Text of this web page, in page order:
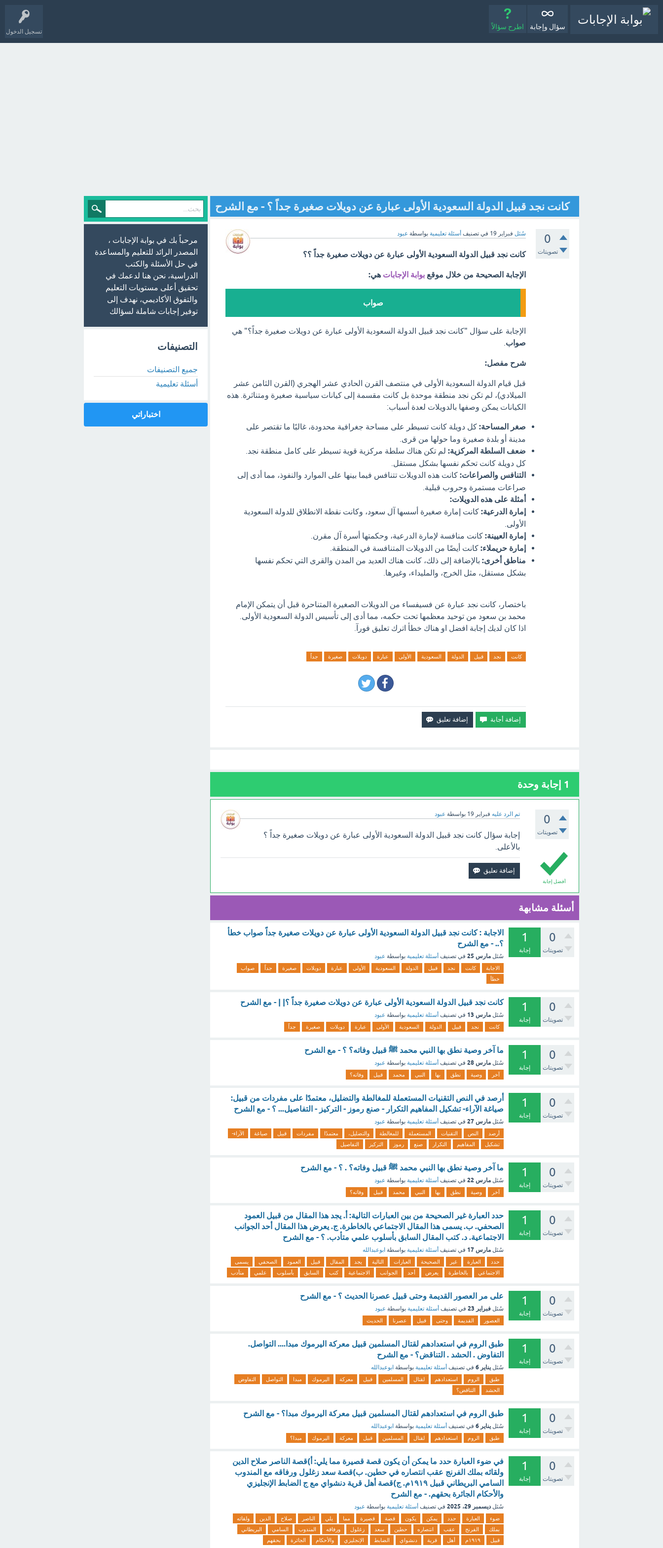
تسجيل الدخول
سؤال وإجابة اطرح سؤالاً
كانت نجد قبيل الدولة السعودية الأولى عبارة عن دويلات صغيرة جداً ؟ - مع الشرح
0
تصويتات
سُئل فبراير 19 في تصنيف أسئلة تعليمية بواسطة عبود
كانت نجد قبيل الدولة السعودية الأولى عبارة عن دويلات صغيرة جداً ؟؟
الإجابة الصحيحة من خلال موقع بوابة الإجابات هي:
صواب
الإجابة على سؤال "كانت نجد قبيل الدولة السعودية الأولى عبارة عن دويلات صغيرة جداً؟" هي
صواب
شرح مفصل:
قبل قيام الدولة السعودية الأولى في منتصف القرن الحادي عشر الهجري (القرن الثامن عشر
الميلادي)، لم تكن نجد منطقة موحدة بل كانت مقسمة إلى كيانات سياسية صغيرة ومتناثرة. هذه
الكيانات يمكن وصفها بالدويلات لعدة أسباب:
صغر المساحة: كل دويلة كانت تسيطر على مساحة جغرافية محدودة، غالبًا ما تقتصر على
مدينة أو بلدة صغيرة وما حولها من قرى.
ضعف السلطة المركزية: لم تكن هناك سلطة مركزية قوية تسيطر على كامل منطقة نجد.
كل دويلة كانت تحكم نفسها بشكل مستقل.
التنافس والصراعات: كانت هذه الدويلات تتنافس فيما بينها على الموارد والنفوذ، مما أدى إلى
صراعات مستمرة وحروب قبلية.
أمثلة على هذه الدويلات:
إمارة الدرعية: كانت إمارة صغيرة أسسها آل سعود، وكانت نقطة الانطلاق للدولة السعودية
الأولى.
إمارة العيينة: كانت منافسة لإمارة الدرعية، وحكمتها أسرة آل مقرن.
إمارة حريملاء: كانت أيضًا من الدويلات المتنافسة في المنطقة.
مناطق أخرى: بالإضافة إلى ذلك، كانت هناك العديد من المدن والقرى التي تحكم نفسها
بشكل مستقل، مثل الخرج، والمليداء، وغيرها.
باختصار، كانت نجد عبارة عن فسيفساء من الدويلات الصغيرة المتناحرة قبل أن يتمكن الإمام
محمد بن سعود من توحيد معظمها تحت حكمه، مما أدى إلى تأسيس الدولة السعودية الأولى.
اذا كان لديك إجابة افضل او هناك خطأ اترك تعليق فورآ.
كانت نجد قبيل الدولة السعودية الأولى عبارة دويلات صغيرة جداً
1 إجابة وحدة
0
تصويتات
تم الرد عليه فبراير 19 بواسطة عبود
أفضل إجابة
إجابة سؤال كانت نجد قبيل الدولة السعودية الأولى عبارة عن دويلات صغيرة جداً ؟
بالأعلى.
أسئلة مشابهة
0
تصويتات
1
إجابة
الاجابة : كانت نجد قبيل الدولة السعودية الأولى عبارة عن دويلات صغيرة جداً صواب خطأ
؟.. - مع الشرح
سُئل مارس 25 في تصنيف أسئلة تعليمية بواسطة عبود
الاجابة كانت نجد قبيل الدولة السعودية الأولى عبارة دويلات صغيرة جداً
صواب
خطأ
0
تصويتات
1
إجابة
كانت نجد قبيل الدولة السعودية الأولى عبارة عن دويلات صغيرة جداً ؟| | - مع الشرح
سُئل مارس 13 في تصنيف أسئلة تعليمية بواسطة عبود
كانت نجد قبيل الدولة السعودية الأولى عبارة دويلات صغيرة جداً
0
تصويتات
1
إجابة
ما آخر وصية نطق بها النبي محمد ﷺ قبيل وفاته؟ ؟ - مع الشرح
سُئل مارس 28 في تصنيف أسئلة تعليمية بواسطة عبود
آخر وصية نطق بها النبي محمد قبيل وفاته؟
0
تصويتات
1
إجابة
أرصد في النص التقنيات المستعملة للمغالطة والتضليل، معتمدًا على مفردات من قبيل:
صياغة الآراء- تشكيل المفاهيم التكرار - صنع رموز - التركيز - التفاصيل... ؟ - مع الشرح
سُئل مارس 27 في تصنيف أسئلة تعليمية بواسطة عبود
أرصد النص التقنيات المستعملة للمغالطة والتضليل، معتمدًا مفردات قبيل صياغة
الآراء-
تشكيل
المفاهيم التكرار صنع رموز التركيز التفاصيل
0
تصويتات
1
إجابة
ما آخر وصية نطق بها النبي محمد ﷺ قبيل وفاته؟ . ؟ - مع الشرح
سُئل مارس 22 في تصنيف أسئلة تعليمية بواسطة عبود
آخر وصية نطق بها النبي محمد قبيل وفاته؟
0
تصويتات
1
إجابة
حدد العبارة غير الصحيحة من بين العبارات التالية: أ. يجد هذا المقال من قبيل العمود
الصحفي. ب. يسمى هذا المقال الاجتماعي بالخاطرة. ج. يعرض هذا المقال أحد الجوانب
الاجتماعية. د. كتب المقال السابق بأسلوب علمي متأدب. ؟ - مع الشرح
سُئل مارس 17 في تصنيف أسئلة تعليمية بواسطة ابوعبدالله
حدد العبارة غير الصحيحة العبارات التالية يجد المقال قبيل العمود الصحفي
يسمى
الاجتماعي
بالخاطرة يعرض أحد الجوانب الاجتماعية كتب السابق بأسلوب علمي متأدب
0
تصويتات
1
إجابة
على مر العصور القديمة وحتى قبيل عصرنا الحديث ؟ - مع الشرح
سُئل فبراير 23 في تصنيف أسئلة تعليمية بواسطة عبود
العصور القديمة وحتى قبيل عصرنا الحديث
0
تصويتات
1
إجابة
طبق الروم في استعدادهم لقتال المسلمين قبيل معركة اليرموك مبدا.... التواصل.
التفاوض . الحشد . التناقض؟ - مع الشرح
سُئل يناير 6 في تصنيف أسئلة تعليمية بواسطة ابوعبدالله
طبق الروم استعدادهم لقتال المسلمين قبيل معركة اليرموك مبدا التواصل
التفاوض
الحشد
التناقض؟
0
تصويتات
1
إجابة
طبق الروم في استعدادهم لقتال المسلمين قبيل معركة اليرموك مبدا؟ - مع الشرح
سُئل يناير 6 في تصنيف أسئلة تعليمية بواسطة ابوعبدالله
طبق الروم استعدادهم لقتال المسلمين قبيل معركة اليرموك مبدا؟
0
تصويتات
1
إجابة
في ضوء العبارة حدد ما يمكن أن يكون قصة قصيرة مما يلي: أ)قصة الناصر صلاح الدين
ولقائه بملك الفرنج عقب انتصاره في حطين. ب)قصة سعد زغلول ورفاقه مع المندوب
السامي البريطاني قبيل ١٩١٩م. ج)قصة أهل قرية دنشواي مع ج الضابط الإنجليزي
والأحكام الجائرة بحقهم. - مع الشرح
سُئل ديسمبر 29، 2025 في تصنيف أسئلة تعليمية بواسطة عبود
ضوء العبارة حدد يمكن يكون قصة قصيرة مما يلي الناصر صلاح الدين
ولقائه
بملك
الفرنج عقب انتصاره حطين سعد زغلول ورفاقه المندوب السامي
البريطاني
قبيل
١٩١٩م أهل قرية دنشواي الضابط الإنجليزي والأحكام الجائرة بحقهم
مرحباً بك في بوابة الإجابات ،
المصدر الرائد للتعليم والمساعدة
في حل الأسئلة والكتب
الدراسية، نحن هنا لدعمك في
تحقيق أعلى مستويات التعليم
والتفوق الأكاديمي، نهدف إلى
توفير إجابات شاملة لسؤالك
التصنيفات
جميع التصنيفات
أسئلة تعليمية
اختباراتي